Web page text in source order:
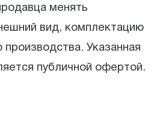
менять
вид, комплектацию
производства. Указанная
публичной офертой.